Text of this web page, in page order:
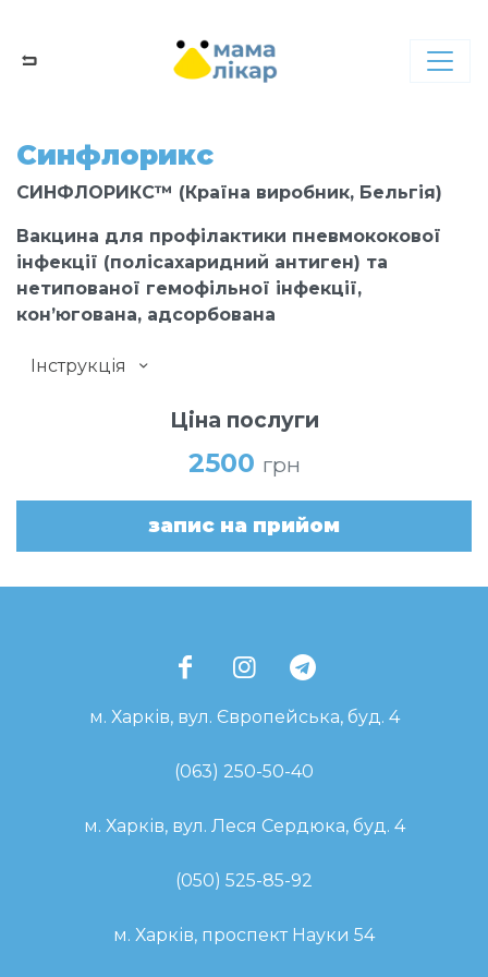
Синфлорикс
СИНФЛОРИКС™ (Країна виробник, Бельгія)
Вакцина для профілактики пневмококової
інфекції (полісахаридний антиген) та
нетипованої гемофільної інфекції,
кон’югована, адсорбована
Інструкція
Ціна послуги
2500 грн
запис на прийом
м. Харків, вул. Європейська, буд. 4
(063) 250-50-40
м. Харків, вул. Леся Сердюка, буд. 4
(050) 525-85-92
м. Харків, проспект Науки 54